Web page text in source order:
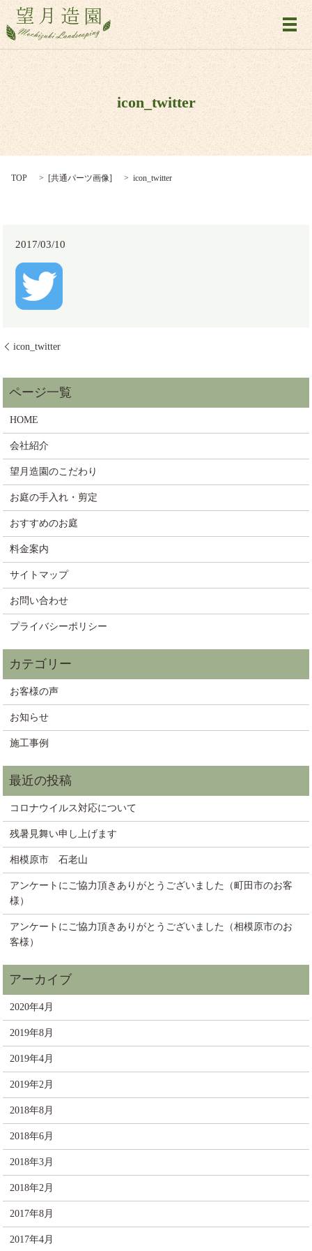
メ
icon_twitter
TOP [共通パーツ画像] icon_twitter
2017/03/10
icon_twitter
HOME
会社紹介
望月造園のこだわり
お庭の手入れ・剪定
おすすめのお庭
料金案内
サイトマップ
お問い合わせ
プライバシーポリシー
お客様の声
お知らせ
施工事例
コロナウイルス対応について
残暑見舞い申し上げます
相模原市 石老山
アンケートにご協力頂きありがとうございました（町田市のお客
様）
アンケートにご協力頂きありがとうございました（相模原市のお
客様）
2020年4月
2019年8月
2019年4月
2019年2月
2018年8月
2018年6月
2018年3月
2018年2月
2017年8月
2017年4月